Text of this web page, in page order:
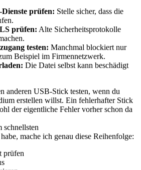
prüfen: Stelle sicher, dass die
prüfen: Alte Sicherheitsprotokolle
testen: Manchmal blockiert nur
Beispiel im Firmennetzwerk.
Die Datei selbst kann beschädigt
anderen USB-Stick testen, wenn du
erstellen willst. Ein fehlerhafter Stick
der eigentliche Fehler vorher schon da
schnellsten
mache ich genau diese Reihenfolge:
prüfen